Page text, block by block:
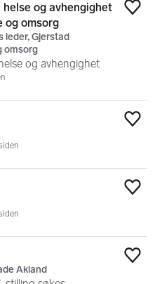
og avhengighet
og omsorg
leder, Gjerstad
omsorg
og avhengighet
Akland